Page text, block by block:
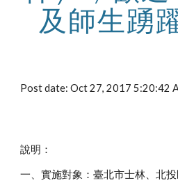
及師生踴
Post date: Oct 27, 2017 5:20:42
說明：
一、實施對象：臺北市士林、北